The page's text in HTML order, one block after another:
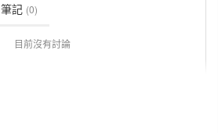
筆記 (0)
目前沒有討論